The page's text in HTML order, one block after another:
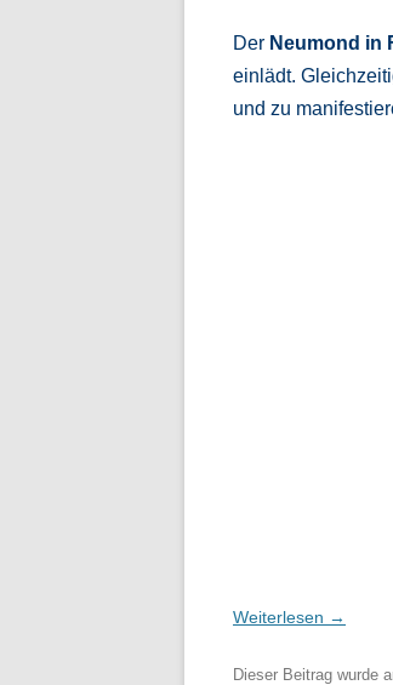
Der Neumond in
einlädt.
und zu
Weiterlesen →
Dieser Beitrag wurde